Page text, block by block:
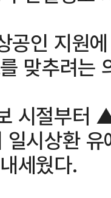
공인 지원
맞추려는
시절부
시상환
세웠다.